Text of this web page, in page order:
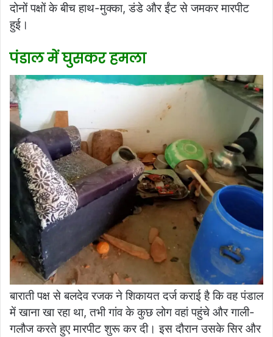
दोनों पक्षों के बीच हाथ-मुक्का, डंडे और ईंट से जमकर मारपीट
हुई।
पंडाल में घुसकर हमला
बाराती पक्ष से बलदेव रजक ने शिकायत दर्ज कराई है कि वह पंडाल
में खाना खा रहा था, तभी गांव के कुछ लोग वहां पहुंचे और गाली-
गलौज करते हुए मारपीट शुरू कर दी। इस दौरान उसके सिर और